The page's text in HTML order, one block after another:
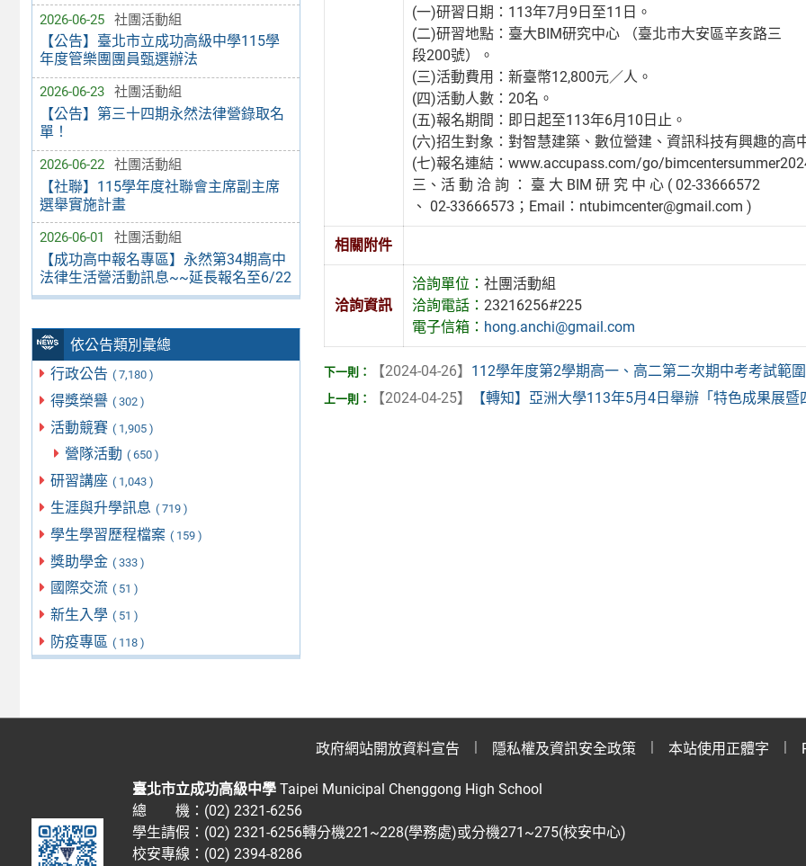
2026-06-25 社團活動組
【公告】臺北市立成功高級中學115學
年度管樂團團員甄選辦法
2026-06-23 社團活動組
【公告】第三十四期永然法律營錄取名
單！
2026-06-22 社團活動組
【社聯】115學年度社聯會主席副主席
選舉實施計畫
2026-06-01 社團活動組
【成功高中報名專區】永然第34期高中
法律生活營活動訊息~~延長報名至6/22
依公告類別彙總
行政公告 ( 7,180 )
得獎榮譽 ( 302 )
活動競賽 ( 1,905 )
營隊活動 ( 650 )
研習講座 ( 1,043 )
生涯與升學訊息 ( 719 )
學生學習歷程檔案 ( 159 )
獎助學金 ( 333 )
國際交流 ( 51 )
新生入學 ( 51 )
防疫專區 ( 118 )
(一)研習日期：113年7月9日至11日。
(二)研習地點：臺大BIM研究中心 （臺北市大安區辛亥路三
段200號）。
(三)活動費用：新臺幣12,800元／人。
(四)活動人數：20名。
(五)報名期間：即日起至113年6月10日止。
(六)招生對象：對智慧建築、數位營建、資訊科技有興趣的高
(七)報名連結：www.accupass.com/go/
三、活 動 洽 詢 ： 臺 大 BIM 研 究 中 心 ( 02-33666572
、 02-33666573；Email：ntubimcenter@gmail.com )
相關附件
洽詢資訊
洽詢單位：社團活動組
洽詢電話：23216256#225
電子信箱： hong.anchi@gmail.com
【2024-04-26】 112學年度第2學期高一、高二第二次期中考考試範
【2024-04-25】
【轉知】亞洲大學113年5月4日舉辦「特色成果展暨
政府網站開放資料宣告 隱私權及資訊安全政策 本站使用正體字
臺北市立成功高級中學Taipei Municipal Chenggong High School
總 機：(02) 2321-6256
學生請假：(02) 2321-6256轉分機221~228(學務處)或分機271~275(校安中心)
校安專線：(02) 2394-8286